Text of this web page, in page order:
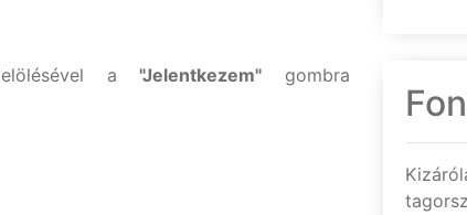
a "Jelentkezem" gombra